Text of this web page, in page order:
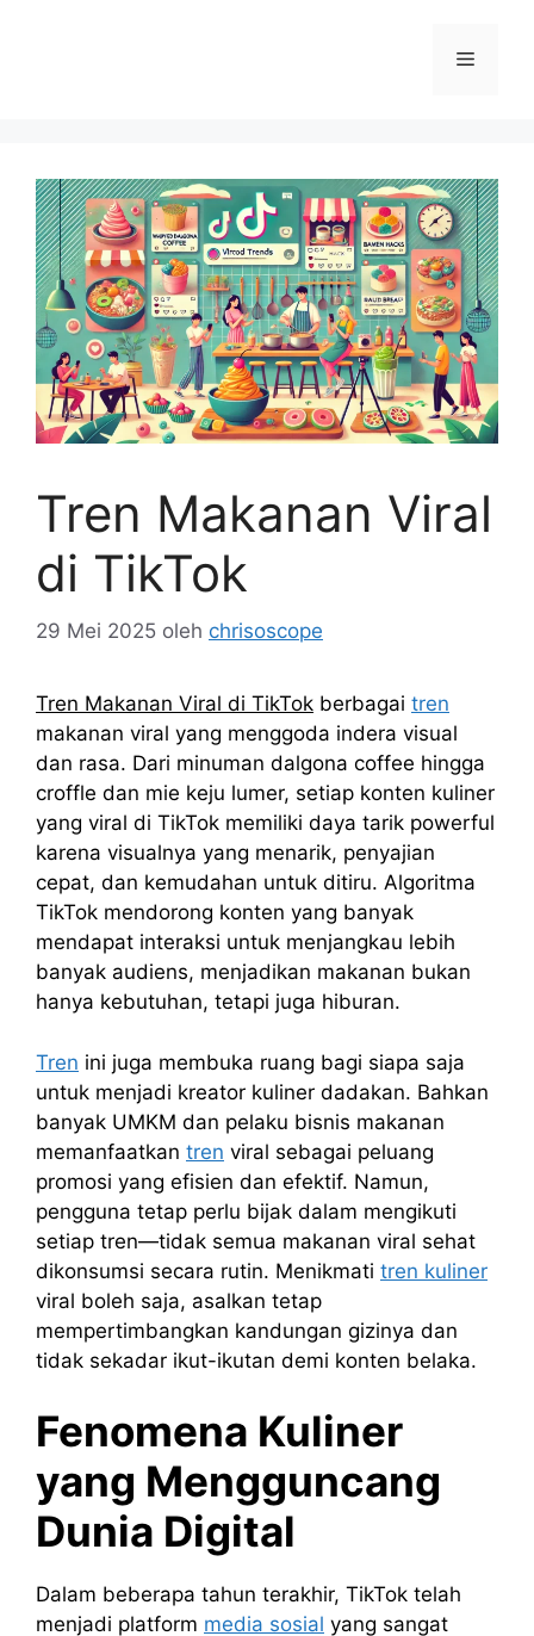
Menu
Tren Makanan Viral
di TikTok
29 Mei 2025 oleh chrisoscope
Tren Makanan Viral di TikTok berbagai tren
makanan viral yang menggoda indera visual
dan rasa. Dari minuman dalgona coffee hingga
croffle dan mie keju lumer, setiap konten kuliner
yang viral di TikTok memiliki daya tarik powerful
karena visualnya yang menarik, penyajian
cepat, dan kemudahan untuk ditiru. Algoritma
TikTok mendorong konten yang banyak
mendapat interaksi untuk menjangkau lebih
banyak audiens, menjadikan makanan bukan
hanya kebutuhan, tetapi juga hiburan.
Tren ini juga membuka ruang bagi siapa saja
untuk menjadi kreator kuliner dadakan. Bahkan
banyak UMKM dan pelaku bisnis makanan
memanfaatkan tren viral sebagai peluang
promosi yang efisien dan efektif. Namun,
pengguna tetap perlu bijak dalam mengikuti
setiap tren—tidak semua makanan viral sehat
dikonsumsi secara rutin. Menikmati tren kuliner
viral boleh saja, asalkan tetap
mempertimbangkan kandungan gizinya dan
tidak sekadar ikut-ikutan demi konten belaka.
Fenomena Kuliner
yang Mengguncang
Dunia Digital
Dalam beberapa tahun terakhir, TikTok telah
menjadi platform media sosial yang sangat